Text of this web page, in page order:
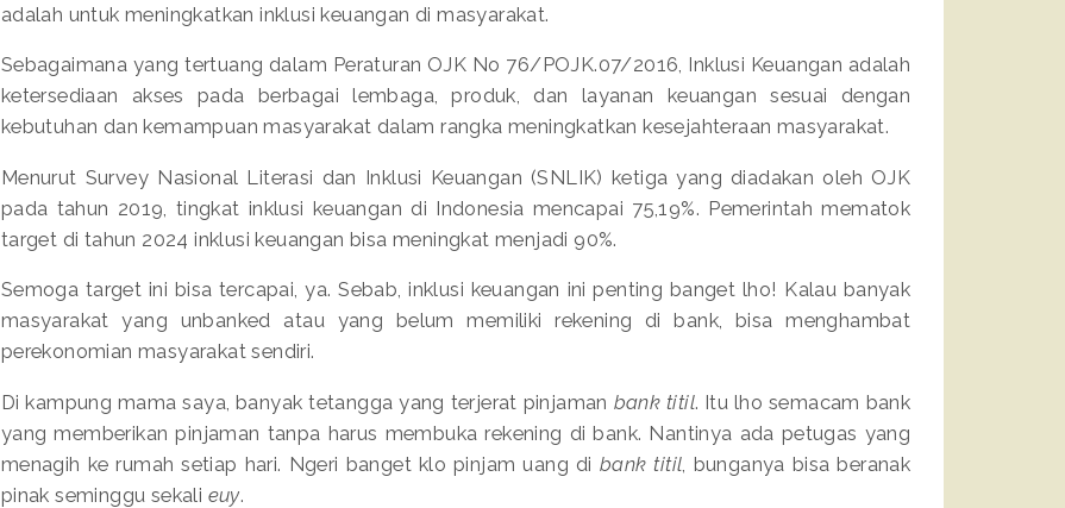
adalah untuk meningkatkan inklusi keuangan di masyarakat.
Sebagaimana yang tertuang dalam Peraturan OJK No 76/POJK.07/2016, Inklusi Keuangan adalah
ketersediaan akses pada berbagai lembaga, produk, dan layanan keuangan sesuai dengan
kebutuhan dan kemampuan masyarakat dalam rangka meningkatkan kesejahteraan masyarakat.
Menurut Survey Nasional Literasi dan Inklusi Keuangan (SNLIK) ketiga yang diadakan oleh OJK
pada tahun 2019, tingkat inklusi keuangan di Indonesia mencapai 75,19%. Pemerintah mematok
target di tahun 2024 inklusi keuangan bisa meningkat menjadi 90%.
Semoga target ini bisa tercapai, ya. Sebab, inklusi keuangan ini penting banget lho! Kalau banyak
masyarakat yang unbanked atau yang belum memiliki rekening di bank, bisa menghambat
perekonomian masyarakat sendiri.
Di kampung mama saya, banyak tetangga yang terjerat pinjaman bank titil. Itu lho semacam bank
yang memberikan pinjaman tanpa harus membuka rekening di bank. Nantinya ada petugas yang
menagih ke rumah setiap hari. Ngeri banget klo pinjam uang di bank titil , bunganya bisa beranak
pinak seminggu sekali euy.